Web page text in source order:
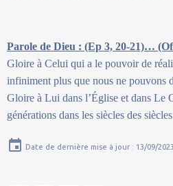
Parole de Dieu : (Ep 3, 20-21)…
Gloire à Celui qui a le pouvoir de
infiniment plus que nous ne pouvons
Gloire à Lui dans l’Église et dans Le
générations dans les siècles des
Date de dernière mise à jour : 13/09/2023